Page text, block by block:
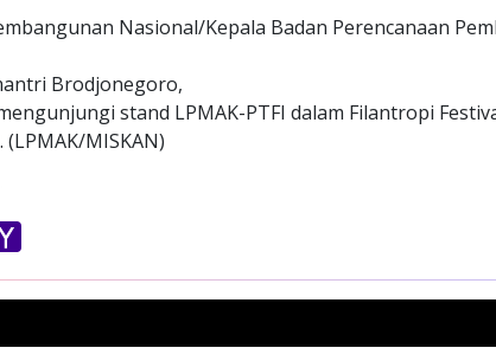
Nasional/Kepala Badan Perencanaan
Brodjonegoro,
mengunjungi stand LPMAK-PTFI dalam Filantropi
MISKAN)